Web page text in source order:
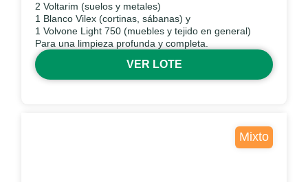
2 Voltarim (suelos y metales)
1 Blanco Vilex (cortinas, sábanas) y
1 Volvone Light 750 (muebles y tejido en general)
Para una limpieza profunda y completa.
VER LOTE
Mixto